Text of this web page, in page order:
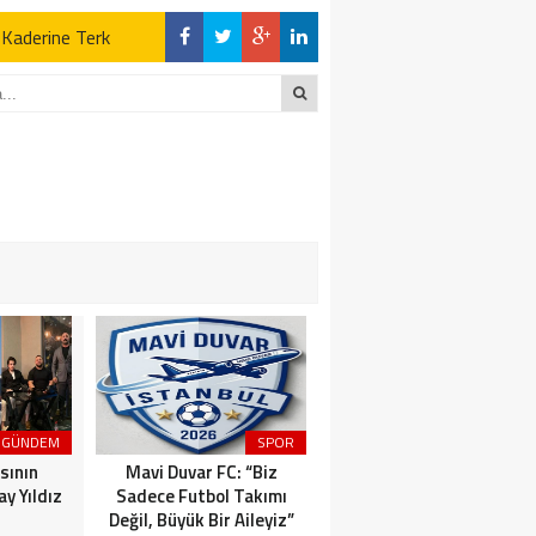
Terk
Açıklamalar
Terk
GÜNDEM
Yıldız
SPOR
Mavi Duvar FC: “Biz
Sadece Futbol Takımı
Değil, Büyük Bir Aileyiz”